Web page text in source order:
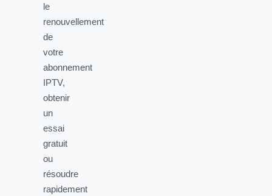
le
renouvellement
de
votre
abonnement
IPTV,
obtenir
un
essai
gratuit
ou
résoudre
rapidement